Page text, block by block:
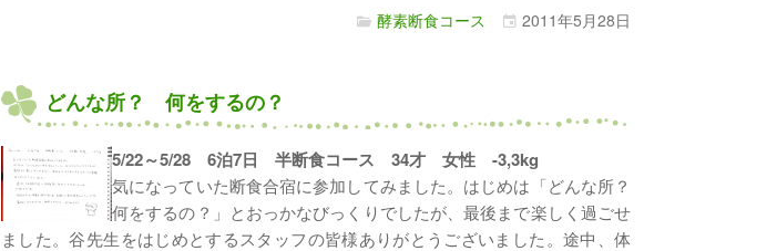
酵素断食コース 2011年5月28日
どんな所？ 何をするの？
5/22～5/28 6泊7日 半断食コース 34才 女性 -3,3kg
気になっていた断食合宿に参加してみました。はじめは「どんな所？
何をするの？」とおっかなびっくりでしたが、最後まで楽しく過ごせ
ました。谷先生をはじめとするスタッフの皆様ありがとうございました。途中、体